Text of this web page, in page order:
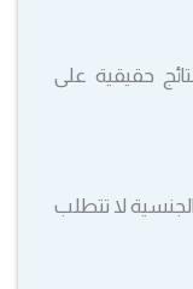
حقيقية على
لا تتطلب